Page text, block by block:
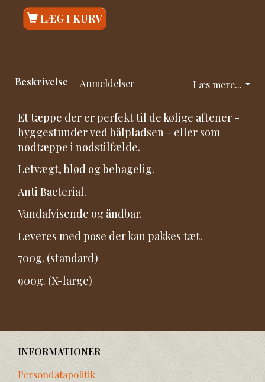
LÆG I KURV
Læs mere...
Beskrivelse Anmeldelser
Et tæppe der er perfekt til de kølige aftener -
hyggestunder ved bålpladsen - eller som
nødtæppe i nødstilfælde.
Letvægt, blød og behagelig.
Anti Bacterial.
Vandafvisende og åndbar.
Leveres med pose der kan pakkes tæt.
700g. (standard)
900g. (X-large)
INFORMATIONER
Persondatapolitik